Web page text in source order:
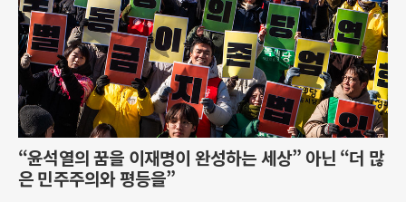
“윤석열의 꿈을 이재명이 완성하는 세상” 아닌 “더 많
은 민주주의와 평등을”